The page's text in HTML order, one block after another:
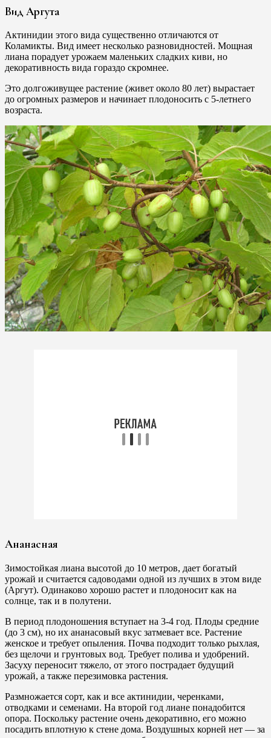
Вид Аргута
Актинидии этого вида существенно отличаются от
Коламикты. Вид имеет несколько разновидностей. Мощная
лиана порадует урожаем маленьких сладких киви, но
декоративность вида гораздо скромнее.
Это долгоживущее растение (живет около 80 лет) вырастает
до огромных размеров и начинает плодоносить с 5-летнего
возраста.
Ананасная
Зимостойкая лиана высотой до 10 метров, дает богатый
урожай и считается садоводами одной из лучших в этом виде
(Аргут). Одинаково хорошо растет и плодоносит как на
солнце, так и в полутени.
В период плодоношения вступает на 3-4 год. Плоды средние
(до 3 см), но их ананасовый вкус затмевает все. Растение
женское и требует опыления. Почва подходит только рыхлая,
без щелочи и грунтовых вод. Требует полива и удобрений.
Засуху переносит тяжело, от этого пострадает будущий
урожай, а также перезимовка растения.
Размножается сорт, как и все актинидии, черенками,
отводками и семенами. На второй год лиане понадобится
опора. Поскольку растение очень декоративно, его можно
посадить вплотную к стене дома. Воздушных корней нет — за